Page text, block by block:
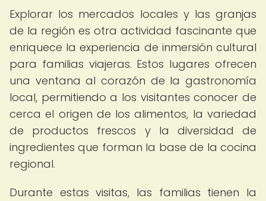
Explorar los mercados locales y las granjas
de la región es otra actividad fascinante que
enriquece la experiencia de inmersión cultural
para familias viajeras. Estos lugares ofrecen
una ventana al corazón de la gastronomía
local, permitiendo a los visitantes conocer de
cerca el origen de los alimentos, la variedad
de productos frescos y la diversidad de
ingredientes que forman la base de la cocina
regional.
Durante estas visitas, las familias tienen la